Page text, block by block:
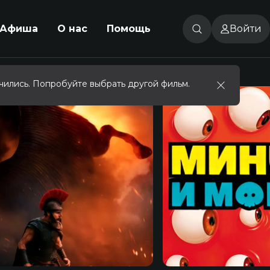
Афиша О нас Помощь Войти
Попробуйте выбрать другой фильм.